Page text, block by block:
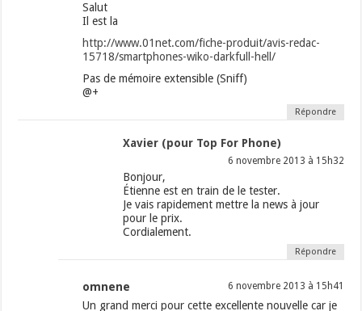
Salut
Il est la
http://www.01net.com/fiche-produit/avis-redac-
15718/smartphones-wiko-darkfull-hell/
Pas de mémoire extensible (Sniff)
@+
Répondre
Xavier (pour Top For Phone)
6 novembre 2013 à 15h32
Bonjour,
Étienne est en train de le tester.
Je vais rapidement mettre la news à jour
pour le prix.
Cordialement.
Répondre
omnene 6 novembre 2013 à 15h41
Un grand merci pour cette excellente nouvelle car je